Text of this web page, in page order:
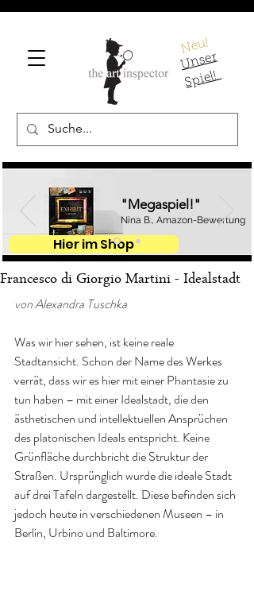
Neu!
U
ns
er
S
pi
el!
"Megaspiel!"
Nina B., Amazon-Bewertung
Hier im Shop
Francesco di Giorgio Martini - Idealstadt
von Alexandra Tuschka
Was wir hier sehen, ist keine reale
Stadtansicht. Schon der Name des Werkes
verrät, dass wir es hier mit einer Phantasie zu
tun haben – mit einer Idealstadt, die den
ästhetischen und intellektuellen Ansprüchen
des platonischen Ideals entspricht. Keine
Grünfläche durchbricht die Struktur der
Straßen. Ursprünglich wurde die ideale Stadt
auf drei Tafeln dargestellt. Diese befinden sich
jedoch heute in verschiedenen Museen – in
Berlin, Urbino und Baltimore.